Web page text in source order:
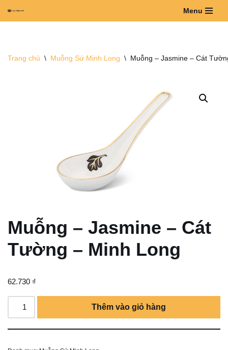
dung
Menu
Trang chủ \ Muỗng Sứ Minh Long \ Muỗng – Jasmine – Cát
Muỗng – Jasmine – Cát
Tường – Minh Long
62.730 ₫
Thêm vào giỏ hàng